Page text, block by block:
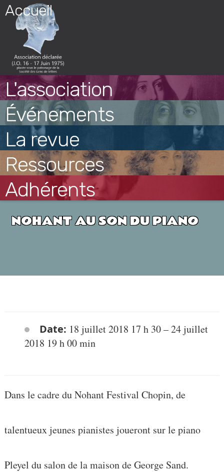
Skip
content
Accueil
L'association
Événements
La revue
Ressources
Adhérents
NOHANT AU SON DU PIANO
Date: 18 juillet 2018 17 h 30–24 juillet
2018 19 h 00 min
Dans le cadre du Nohant Festival Chopin, de
talentueux jeunes pianistes joueront sur le piano
Pleyel du salon de la maison de George Sand.